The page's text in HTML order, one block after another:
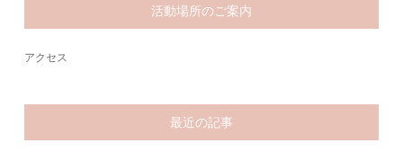
活動場所のご案内
アクセス
最近の記事